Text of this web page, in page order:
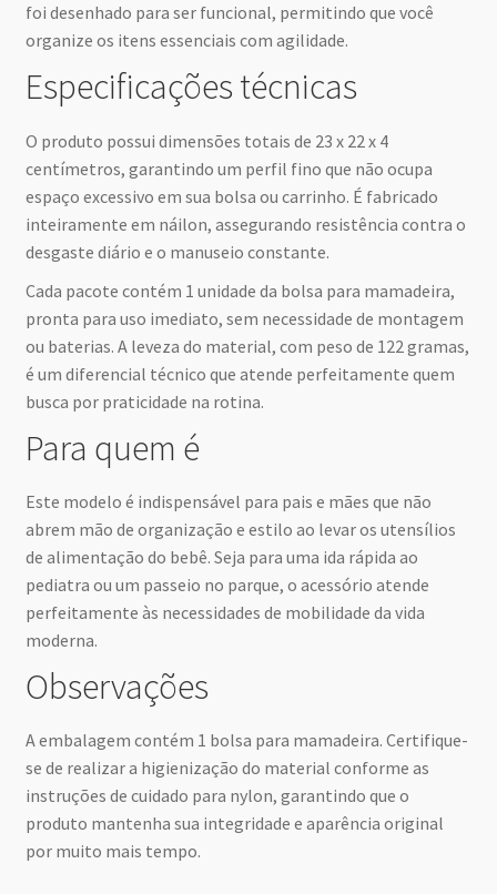
foi desenhado para ser funcional, permitindo que você
organize os itens essenciais com agilidade.
Especificações técnicas
O produto possui dimensões totais de 23 x 22 x 4
centímetros, garantindo um perfil fino que não ocupa
espaço excessivo em sua bolsa ou carrinho. É fabricado
inteiramente em náilon, assegurando resistência contra o
desgaste diário e o manuseio constante.
Cada pacote contém 1 unidade da bolsa para mamadeira,
pronta para uso imediato, sem necessidade de montagem
ou baterias. A leveza do material, com peso de 122 gramas,
é um diferencial técnico que atende perfeitamente quem
busca por praticidade na rotina.
Para quem é
Este modelo é indispensável para pais e mães que não
abrem mão de organização e estilo ao levar os utensílios
de alimentação do bebê. Seja para uma ida rápida ao
pediatra ou um passeio no parque, o acessório atende
perfeitamente às necessidades de mobilidade da vida
moderna.
Observações
A embalagem contém 1 bolsa para mamadeira. Certifique-
se de realizar a higienização do material conforme as
instruções de cuidado para nylon, garantindo que o
produto mantenha sua integridade e aparência original
por muito mais tempo.